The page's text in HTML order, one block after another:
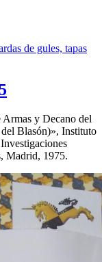
y Decano del
Blasón)», Instituto
Madrid, 1975.